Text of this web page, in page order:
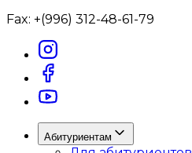
Fax: +(996) 312-48-61-79
Абитуриентам